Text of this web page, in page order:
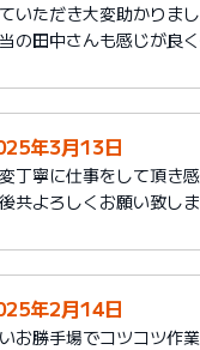
いただき大変助かりまし
の田中さんも感じが良
年3月13日
丁寧に仕事をして頂き
共よろしくお願い致しま
年2月14日
お勝手場でコツコツ作